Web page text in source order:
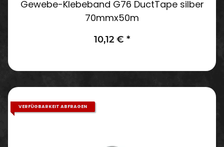
Gewebe-Klebeband G76 DuctTape silber
70mmx50m
10,12 € *
VERFÜGBARKEIT ABFRAGEN